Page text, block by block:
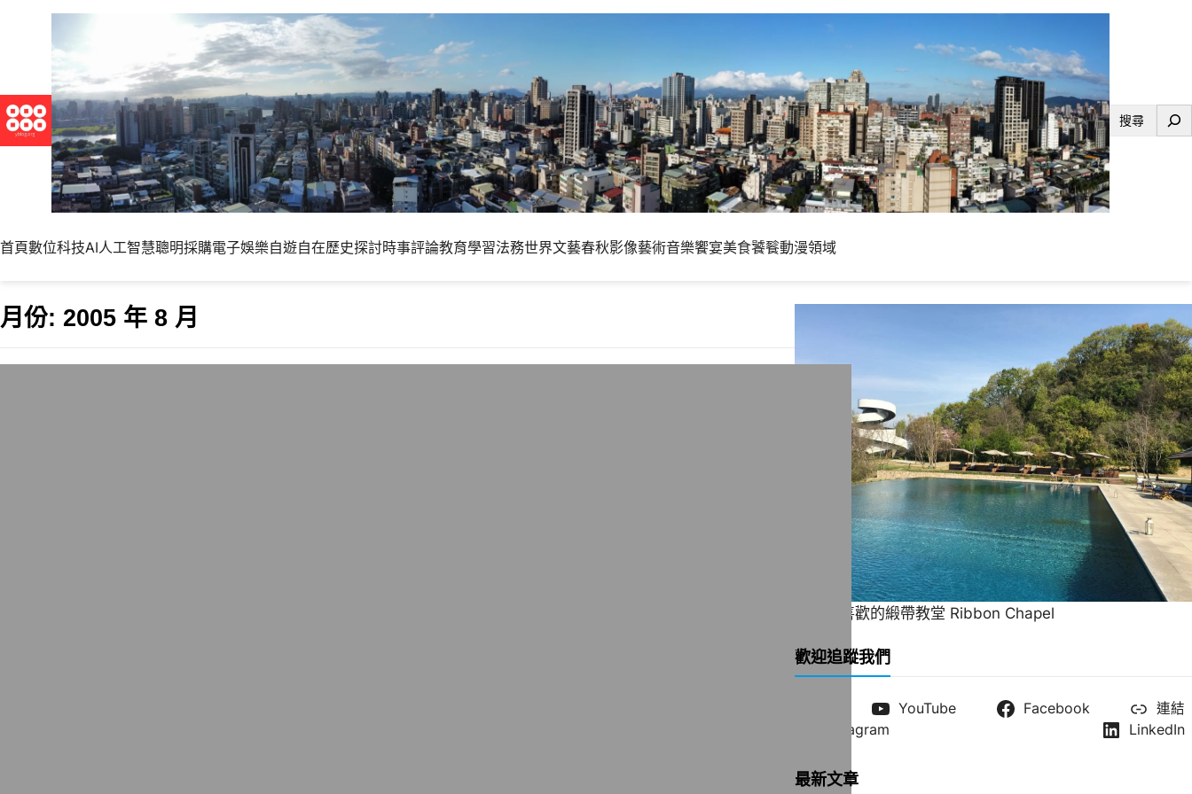
搜
首頁數位科技AI人工智慧聰明採購電子娛樂自遊自在歷史探討時事評論教育學習法務世界文藝春秋影像藝術音樂饗宴美食饕餮動漫領域
月份: 2005 年 8 月
一直很喜歡的緞帶教堂 Ribbon Chapel
歡迎追蹤我們
YouTube Facebook
連結
Instagram
LinkedIn
最新文章